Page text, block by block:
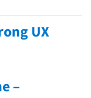
UX
–